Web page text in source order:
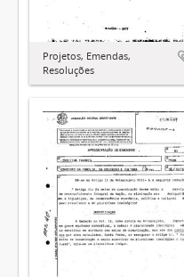
Projetos, Emendas,
Resoluções